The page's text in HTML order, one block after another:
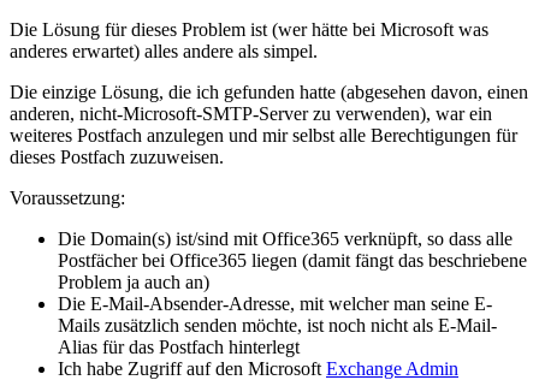
Die Lösung für dieses Problem ist (wer hätte bei Microsoft was
anderes erwartet) alles andere als simpel.
Die einzige Lösung, die ich gefunden hatte (abgesehen davon, einen
anderen, nicht-Microsoft-SMTP-Server zu verwenden), war ein
weiteres Postfach anzulegen und mir selbst alle Berechtigungen für
dieses Postfach zuzuweisen.
Voraussetzung:
Die Domain(s) ist/sind mit Office365 verknüpft, so dass alle
Postfächer bei Office365 liegen (damit fängt das beschriebene
Problem ja auch an)
Die E-Mail-Absender-Adresse, mit welcher man seine E-
Mails zusätzlich senden möchte, ist noch nicht als E-Mail-
Alias für das Postfach hinterlegt
Ich habe Zugriff auf den Microsoft Exchange Admin